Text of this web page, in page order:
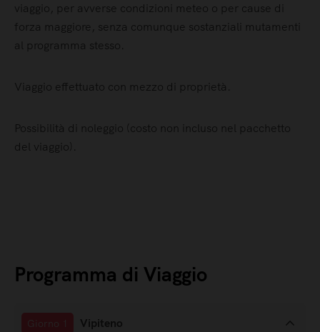
viaggio, per avverse condizioni meteo o per cause di
forza maggiore, senza comunque sostanziali mutamenti
al programma stesso.
Viaggio effettuato con mezzo di proprietà.
Possibilità di noleggio (costo non incluso nel pacchetto
del viaggio).
Programma di Viaggio
Giorno 1 Vipiteno